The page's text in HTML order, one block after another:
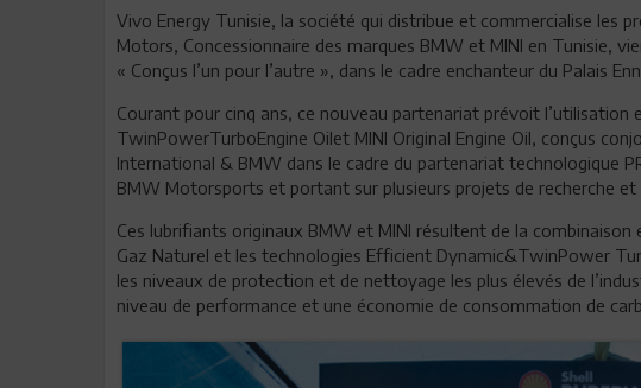
Vivo Energy Tunisie, la société qui distribue et commercialise les
Motors, Concessionnaire des marques BMW et MINI en Tunisie,
« Conçus l’un pour l’autre », dans le cadre enchanteur du Palais
Courant pour cinq ans, ce nouveau partenariat prévoit l’utilisation
TwinPowerTurboEngine Oilet MINI Original Engine Oil, conçus
International & BMW dans le cadre du partenariat technologique
BMW Motorsports et portant sur plusieurs projets de recherche et
Ces lubrifiants originaux BMW et MINI résultent de la
Gaz Naturel et les technologies Efficient Dynamic&TwinPower
les niveaux de protection et de nettoyage les plus élevés de
niveau de performance et une économie de consommation de